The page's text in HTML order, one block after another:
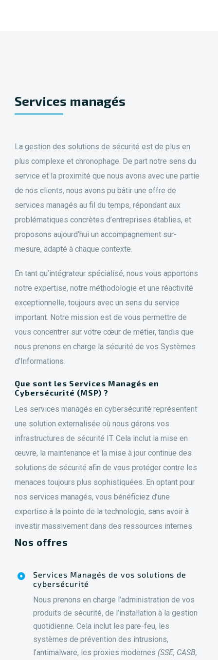
Services managés
La gestion des solutions de sécurité est de plus en
plus complexe et chronophage. De part notre sens du
service et la proximité que nous avons avec une partie
de nos clients, nous avons pu bâtir une offre de
services managés au fil du temps, répondant aux
problématiques concrètes d’entreprises établies, et
proposons aujourd’hui un accompagnement sur-
mesure, adapté à chaque contexte.
En tant qu’intégrateur spécialisé, nous vous apportons
notre expertise, notre méthodologie et une réactivité
exceptionnelle, toujours avec un sens du service
important. Notre mission est de vous permettre de
vous concentrer sur votre cœur de métier, tandis que
nous prenons en charge la sécurité de vos Systèmes
d’Informations.
Que sont les Services Managés en
Cybersécurité (MSP) ?
Les services managés en cybersécurité représentent
une solution externalisée où nous gérons vos
infrastructures de sécurité IT. Cela inclut la mise en
œuvre, la maintenance et la mise à jour continue des
solutions de sécurité afin de vous protéger contre les
menaces toujours plus sophistiquées. En optant pour
nos services managés, vous bénéficiez d’une
expertise à la pointe de la technologie, sans avoir à
investir massivement dans des ressources internes.
Nos offres
Services Managés de vos solutions de
cybersécurité
Nous prenons en charge l’administration de vos
produits de sécurité, de l’installation à la gestion
quotidienne. Cela inclut les pare-feu, les
systèmes de prévention des intrusions,
l’antimalware, les proxies modernes (SSE, CASB,